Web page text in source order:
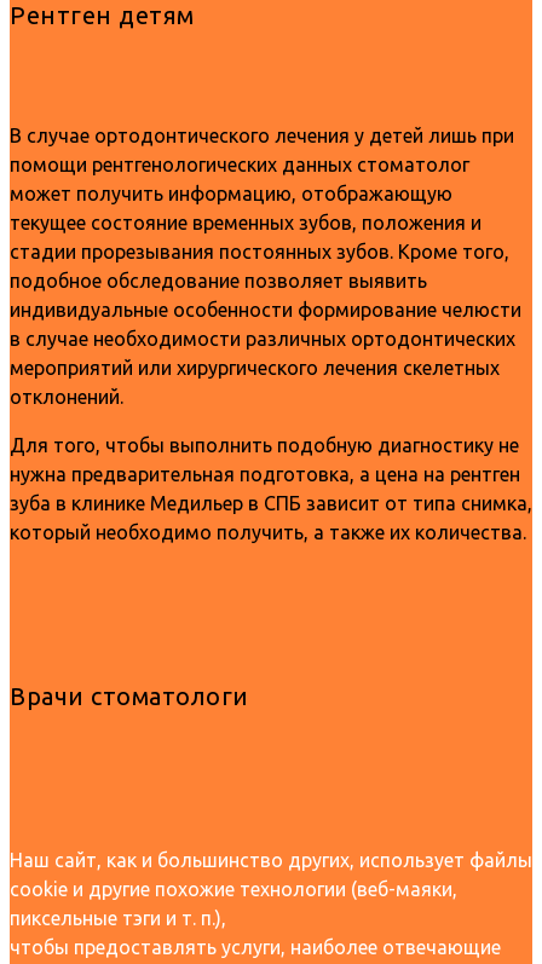
Рентген детям
В случае ортодонтического лечения у детей лишь при
помощи рентгенологических данных стоматолог
может получить информацию, отображающую
текущее состояние временных зубов, положения и
стадии прорезывания постоянных зубов. Кроме того,
подобное обследование позволяет выявить
индивидуальные особенности формирование челюсти
в случае необходимости различных ортодонтических
мероприятий или хирургического лечения скелетных
отклонений.
Для того, чтобы выполнить подобную диагностику не
нужна предварительная подготовка, а цена на рентген
зуба в клинике Медильер в СПБ зависит от типа снимка,
который необходимо получить, а также их количества.
Врачи стоматологи
Наш сайт, как и большинство других, использует файлы
cookie и другие похожие технологии (веб-маяки,
пиксельные тэги и т. п.),
чтобы предоставлять услуги, наиболее отвечающие